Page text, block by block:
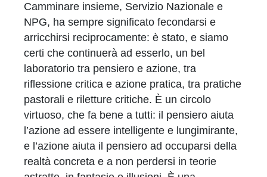
Camminare insieme, Servizio Nazionale e
NPG, ha sempre significato fecondarsi e
arricchirsi reciprocamente: è stato, e siamo
certi che continuerà ad esserlo, un bel
laboratorio tra pensiero e azione, tra
riflessione critica e azione pratica, tra pratiche
pastorali e riletture critiche. È un circolo
virtuoso, che fa bene a tutti: il pensiero aiuta
l’azione ad essere intelligente e lungimirante,
e l’azione aiuta il pensiero ad occuparsi della
realtà concreta e a non perdersi in teorie